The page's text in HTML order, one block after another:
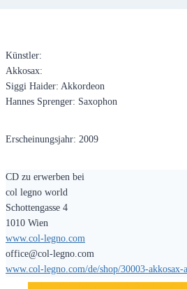
Künstler:
Akkosax:
Siggi Haider: Akkordeon
Hannes Sprenger: Saxophon
Erscheinungsjahr: 2009
CD zu erwerben bei
col legno world
Schottengasse 4
1010 Wien
www.col-legno.com
office@col-legno.com
www.col-legno.com/de/shop/30003-